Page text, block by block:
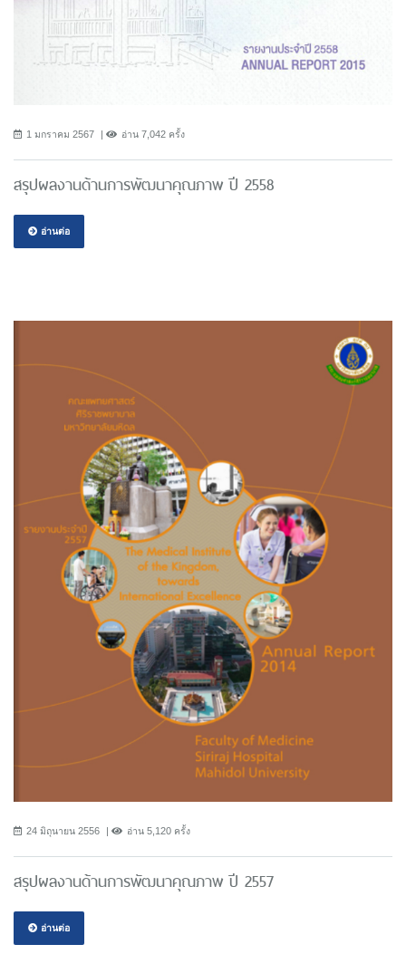
1 มกราคม 2567 อ่าน 7,042 ครั้ง
สรุปผลงานด้านการพัฒนาคุณภาพ ปี 2558
อ่านต่อ
24 มิถุนายน 2556 อ่าน 5,120 ครั้ง
สรุปผลงานด้านการพัฒนาคุณภาพ ปี 2557
อ่านต่อ